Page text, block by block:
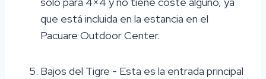
que está incluida en la estancia en el
Pacuare Outdoor Center.
Bajos del Tigre - Esta es la entrada principal